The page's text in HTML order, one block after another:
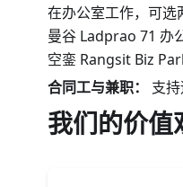
在办公室工作，可
曼谷 Ladprao 71 办
空銮 Rangsit Biz
合同工与兼职：
支
我们的价值